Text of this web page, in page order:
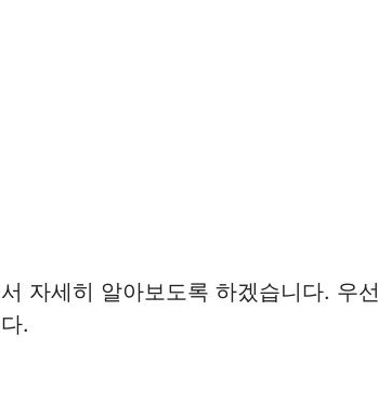
자세히 알아보도록 하겠습니다. 우선
.